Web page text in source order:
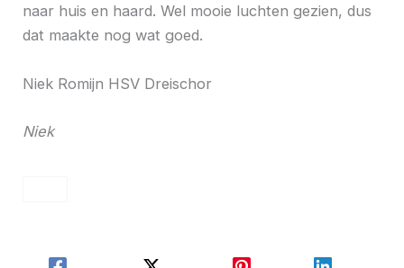
naar huis en haard. Wel mooie luchten gezien, dus
dat maakte nog wat goed.
Niek Romijn HSV Dreischor
Niek